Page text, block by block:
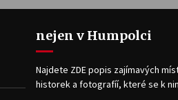
nejen v Humpolci
Najdete ZDE popis zajímavých
historek a fotografíí, které se k